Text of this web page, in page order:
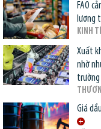
FAO
lương
KINH
Xuất
nhờ
trường
Giá